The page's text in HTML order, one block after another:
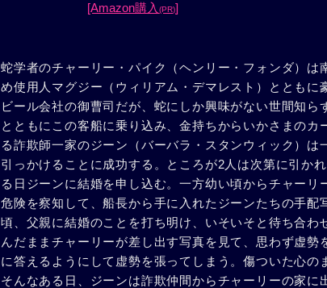
[Amazon購入(PR)]
蛇学者のチャーリー・パイク（ヘンリー・フォンダ）は
め使用人マグジー（ウィリアム・デマレスト）とともに
ビール会社の御曹司だが、蛇にしか興味がない世間知ら
とともにこの客船に乗り込み、金持ちからいかさまのカ
る詐欺師一家のジーン（バーバラ・スタンウィック）は
引っかけることに成功する。ところが2人は次第に引か
る日ジーンに結婚を申し込む。一方幼い頃からチャーリ
危険を察知して、船長から手に入れたジーンたちの手配
頃、父親に結婚のことを打ち明け、いそいそと待ち合わ
んだままチャーリーが差し出す写真を見て、思わず虚勢
に答えるようにして虚勢を張ってしまう。傷ついた心の
そんなある日、ジーンは詐欺仲間からチャーリーの家に